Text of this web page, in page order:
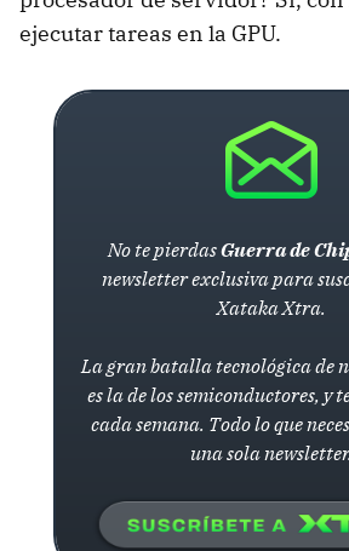
ejecutar tareas en la GPU.
No te pierdasGuerra de
newsletter exclusiva para
Xataka Xtra.
La gran batalla tecnológica de
es la de los semiconductores, y
cada semana. Todo lo que
una sola